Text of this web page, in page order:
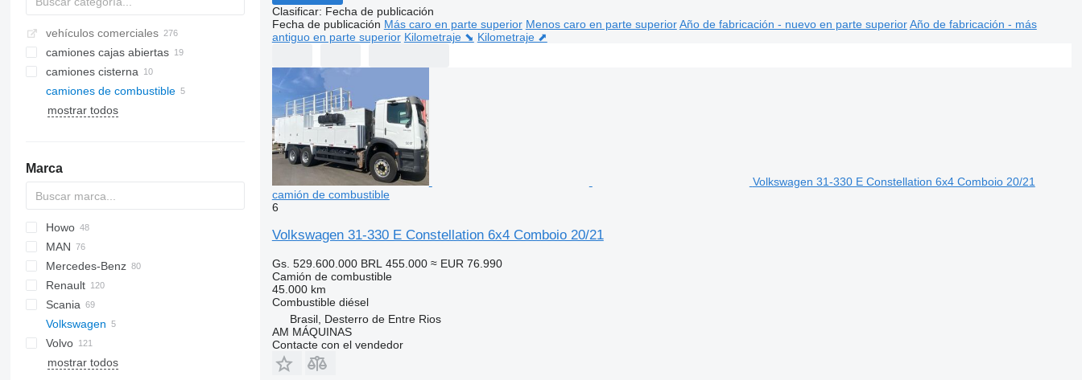
vehículos comerciales
camiones cajas abiertas
camiones cisterna
camiones de combustible
mostrar todos
Marca
HD
A series
CF
LF
XD
XF
Cargo
Aumark
3309
5312
Howo
Daily
EuroCargo
Eurotech
Stralis
T-Way
Trakker
MAN
A-series
L2000
TGA
TGM
TGS
TGX
Mercedes-Benz
Actros
Antos
Arocs
Atego
Axor
Atleon
Cabstar
Renault
D-series
G-series
K-series
Kerax
Scania
G-series
P-series
R-series
F3000
L3000
M3000
371
NX
T5G
C5H
LT
148
Volkswagen
Constellation
Volvo
FE
mostrar todos
Clasificar: Fecha de publicación
Fecha de publicación Más caro en parte superior Menos caro en parte superior Año de fabricación - nuevo en parte superior Año de fabricación - más
antiguo en parte superior Kilometraje ⬊ Kilometraje ⬈
Volkswagen 31-330 E Constellation 6x4 Comboio 20/21
camión de combustible
6
Volkswagen 31-330 E Constellation 6x4 Comboio 20/21
Gs. 529.600.000 BRL 455.000 ≈ EUR 76.990
Camión de combustible
45.000 km
Combustible diésel
Brasil, Desterro de Entre Rios
AM MÁQUINAS
Contacte con el vendedor